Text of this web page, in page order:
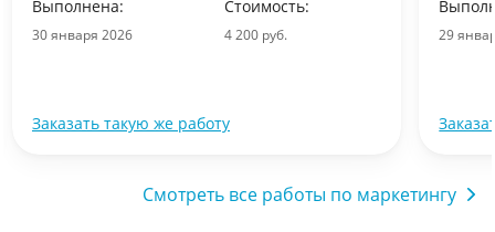
Выполнена:
30 января 2026
Стоимость:
4 200 руб.
Заказать такую же работу
29
Смотреть все работы по маркетингу